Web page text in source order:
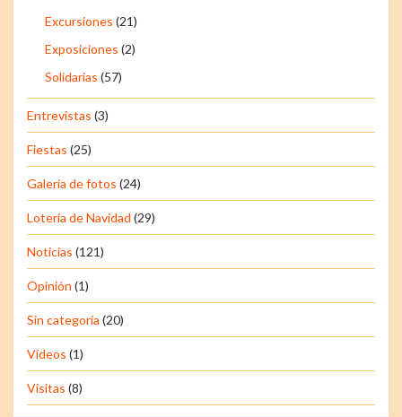
Excursiones (21)
Exposiciones (2)
Solidarias (57)
Entrevistas (3)
Fiestas (25)
Galería de fotos (24)
Lotería de Navidad (29)
Noticias (121)
Opinión (1)
Sin categoría (20)
Vídeos (1)
Visitas (8)